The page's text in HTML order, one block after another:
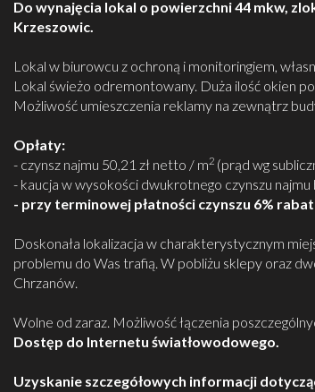
Do wynajęcia lokal o powierzchni 44 mkw,
Krzeszowic.
Lokal w biurowcu z ochroną i monitoringiem,
Lokal świeżo odremontowany. Duża ilość okien
Możliwość umieszczenia reklamy na zewnątrz
Opłaty:
- czynsz najmu 50,21 zł netto / m2 (prąd wg
- kaucja w wysokości dwukrotnego czynszu
- przy terminowej płatności czynszu 6%
Doskonała lokalizacja w charakterystycznym
problemu do Was trafią. W pobliżu sklepy oraz
Chrzanów.
Wolne od zaraz. Możliwość łączenia
Dostęp do Internetu światłowodowego.
Uzyskanie szczegółowych informacji